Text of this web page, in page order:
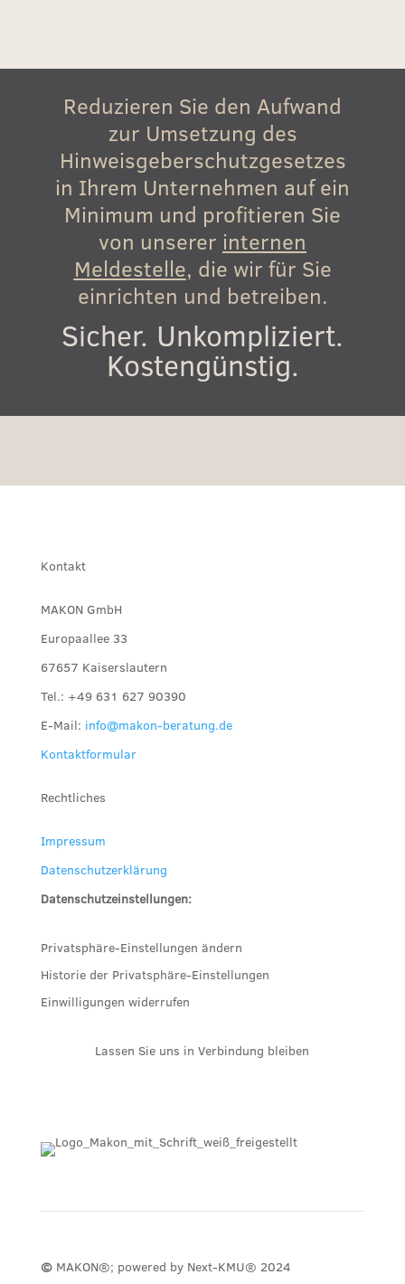
Reduzieren Sie den Aufwand
zur Umsetzung des
Hinweisgeberschutzgesetzes
in Ihrem Unternehmen auf ein
Minimum und profitieren Sie
von unserer internen
Meldestelle, die wir für Sie
einrichten und betreiben.
Sicher. Unkompliziert.
Kostengünstig.
Kontakt
MAKON GmbH
Europaallee 33
67657 Kaiserslautern
Tel.: +49 631 627 90390
E-Mail: info@makon-beratung.de
Kontaktformular
Rechtliches
Impressum
Datenschutzerklärung
Datenschutzeinstellungen:
Privatsphäre-Einstellungen ändern
Historie der Privatsphäre-Einstellungen
Einwilligungen widerrufen
Lassen Sie uns in Verbindung bleiben
©MAKON®; powered by Next-KMU​® 2024